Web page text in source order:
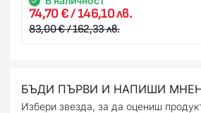
74,70 € / 146,10 лв.
83,00 € / 162,33 лв.
БЪДИ ПЪРВИ И НАПИШИ
Избери звезда, за да оцениш